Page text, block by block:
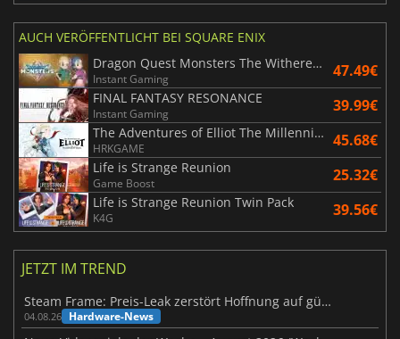
AUCH VERÖFFENTLICHT BEI SQUARE ENIX
Dragon Quest Monsters The Withered World
Instant Gaming 47.49€
FINAL FANTASY RESONANCE
Instant Gaming 39.99€
The Adventures of Elliot The Millennium Tales
HRKGAME 45.68€
Life is Strange Reunion
Game Boost 25.32€
Life is Strange Reunion Twin Pack
K4G 39.56€
JETZT IM TREND
Steam Frame: Preis-Leak zerstört Hoffnung auf günstiges VR-Headset
04.08.26 Hardware-News